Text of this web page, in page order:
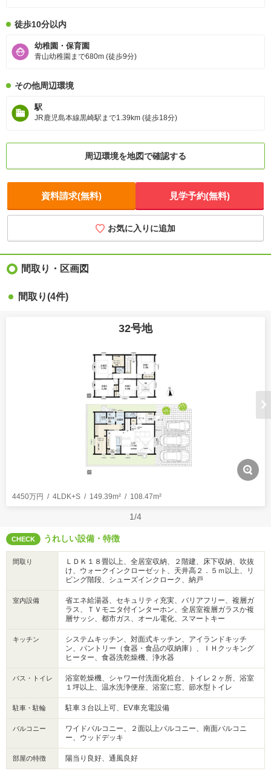
徒歩10分以内
幼稚園・保育園
青山幼稚園まで680m (徒歩9分)
その他周辺環境
駅
JR鹿児島本線黒崎駅まで1.39km (徒歩18分)
周辺環境を地図で確認する
資料請求(無料) 見学予約(無料)
お気に入りに追加
間取り・区画図
間取り(4件)
32号地
4450万円 4LDK+S 149.39m² 108.47m²
1/4
CHECK うれしい設備・特徴
間取り
ＬＤＫ１８畳以上、全居室収納、２階建、床下収納、吹抜
け、ウォークインクローゼット、天井高２．５ｍ以上、リ
ビング階段、シューズインクローク、納戸
室内設備
省エネ給湯器、セキュリティ充実、バリアフリー、複層ガ
ラス、ＴＶモニタ付インターホン、全居室複層ガラスか複
層サッシ、都市ガス、オール電化、スマートキー
キッチン
システムキッチン、対面式キッチン、アイランドキッチ
ン、パントリー（食器・食品の収納庫）、ＩＨクッキング
ヒーター、食器洗乾燥機、浄水器
バス・トイレ
浴室乾燥機、シャワー付洗面化粧台、トイレ２ヶ所、浴室
１坪以上、温水洗浄便座、浴室に窓、節水型トイレ
駐車・駐輪 駐車３台以上可、EV車充電設備
バルコニー
ワイドバルコニー、２面以上バルコニー、南面バルコニ
ー、ウッドデッキ
部屋の特徴 陽当り良好、通風良好